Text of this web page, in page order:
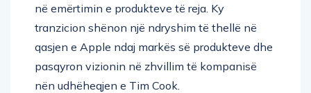
në emërtimin e produkteve të reja. Ky
tranzicion shënon një ndryshim të thellë në
qasjen e Apple ndaj markës së produkteve dhe
pasqyron vizionin në zhvillim të kompanisë
nën udhëheqjen e Tim Cook.